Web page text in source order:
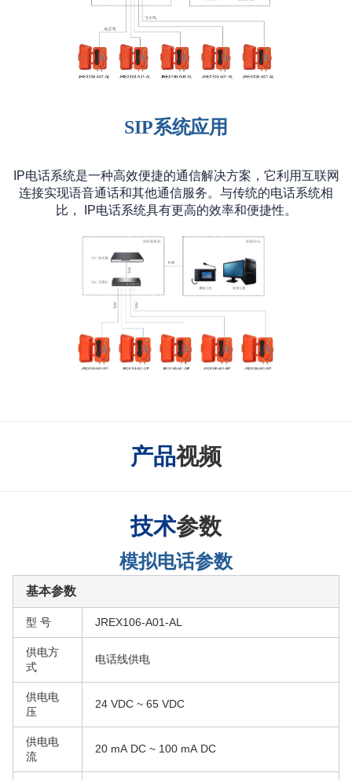
SIP系统应用
IP电话系统是一种高效便捷的通信解决方案，它利用互联网
连接实现语音通话和其他通信服务。与传统的电话系统相
比， IP电话系统具有更高的效率和便捷性。
产品视频
技术参数
模拟电话参数
基本参数
型 号 JREX106-A01-AL
供电方
式
电话线供电
供电电
压
24 VDC ~ 65 VDC
供电电
流
20 mA DC ~ 100 mA DC